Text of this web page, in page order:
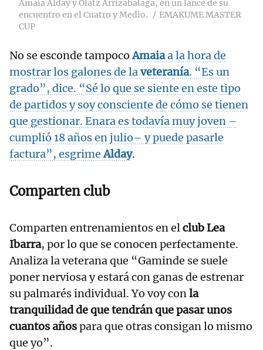
Amaia Alday y Olatz Arrizabalaga, en un lance de su
encuentro en el Cuatro y Medio.
EMAKUME MASTER
CUP
No se esconde tampocoAmaiaa la hora de
mostrar los galones de laveteranía. “Es un
grado”, dice. “Sé lo que se siente en este tipo
de partidos y soy consciente de cómo se tienen
que gestionar. Enara es todavía muy joven –
cumplió 18 años en julio– y puede pasarle
factura”, esgrimeAlday.
Comparten club
Comparten entrenamientos en elclub Lea
Ibarra, por lo que se conocen perfectamente.
Analiza la veterana que “Gaminde se suele
poner nerviosa y estará con ganas de estrenar
su palmarés individual. Yo voy conla
tranquilidad de que tendrán que pasar unos
cuantos añospara que otras consigan lo mismo
que yo”.